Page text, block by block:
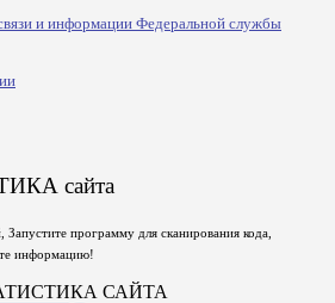
и информации Федеральной службы
сайта
программу для сканирования кода,
информацию!
САЙТА